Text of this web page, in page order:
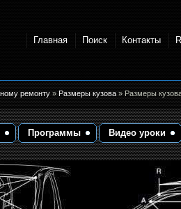
Главная Поиск Контакты
ремонту»Размеры кузова» Размеры
Программы Видео уроки